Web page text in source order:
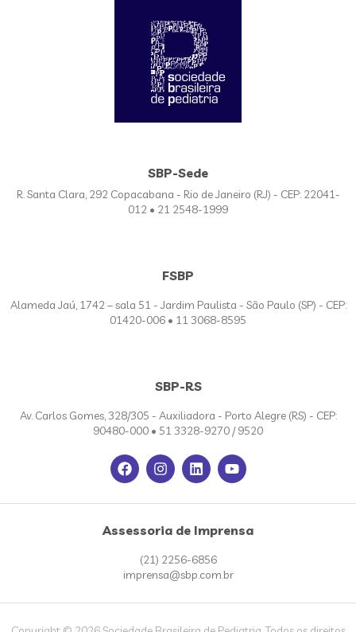
SBP-Sede
R. Santa Clara, 292 Copacabana - Rio de Janeiro (RJ) - CEP: 22041-
012 • 21 2548-1999
FSBP
Alameda Jaú, 1742 – sala 51 - Jardim Paulista - São Paulo (SP) - CEP:
01420-006 • 11 3068-8595
SBP-RS
Av. Carlos Gomes, 328/305 - Auxiliadora - Porto Alegre (RS) - CEP:
90480-000 • 51 3328-9270 / 9520
Assessoria de Imprensa
(21) 2256-6856
imprensa@sbp.com.br